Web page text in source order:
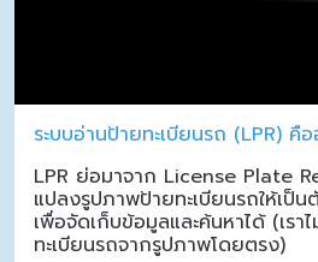
ระบบอ่านป้ายทะเบียนรถ (LPR) คือ
LPR ย่อมาจาก License Plate
แปลงรูปภาพป้ายทะเบียนรถให้เป็
เพื่อจัดเก็บข้อมูลและค้นหาได้ (เรา
ทะเบียนรถจากรูปภาพโดยตรง)